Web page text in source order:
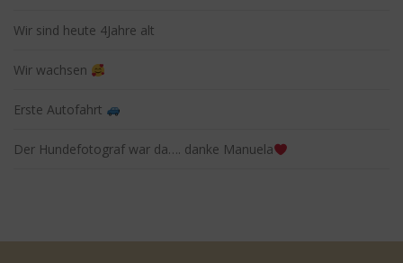
Wir sind heute 4Jahre alt
Wir wachsen
Erste Autofahrt
Der Hundefotograf war da…. danke Manuela